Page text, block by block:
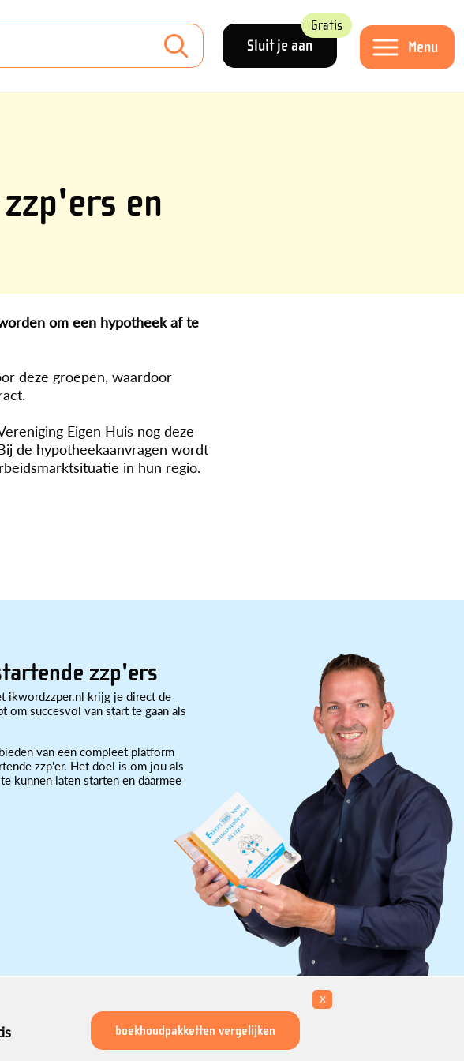
Sluit je aan
Gratis
Menu
en
om een hypotheek af te
deze groepen, waardoor
Eigen Huis nog deze
de hypotheekaanvragen wordt
in hun regio.
zzp'ers
ikwordzzper.nl krijg je direct de
om succesvol van start te gaan als
van een compleet platform
zzp'er. Het doel is om jou als
kunnen laten starten en daarmee
ikwordzzper.nl is een initiatief van Martijn Pennekamp.
boekhoudpakketten vergelijken
x